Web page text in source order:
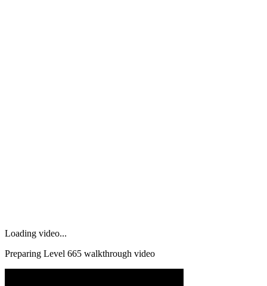
Loading video...
Preparing Level 665 walkthrough video